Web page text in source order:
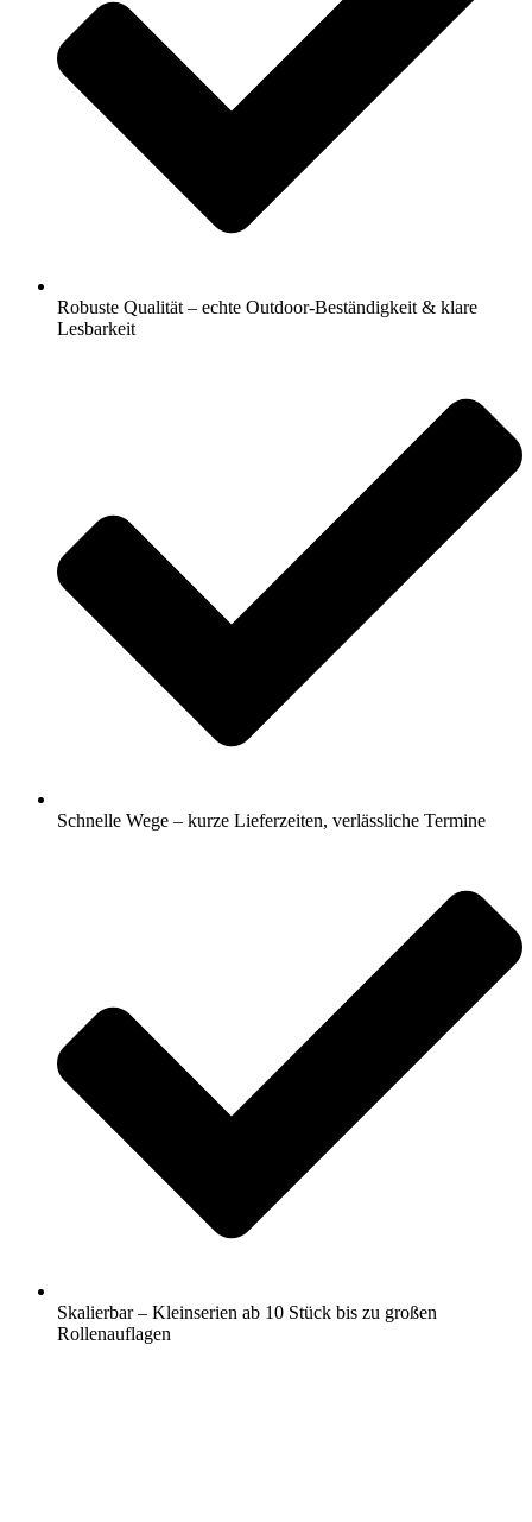
Robuste Qualität – echte Outdoor-Beständigkeit & klare
Lesbarkeit
Schnelle Wege – kurze Lieferzeiten, verlässliche Termine
Skalierbar – Kleinserien ab 10 Stück bis zu großen
Rollenauflagen